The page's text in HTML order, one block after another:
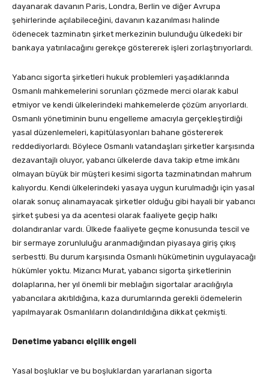
dayanarak davanın Paris, Londra, Berlin ve diğer Avrupa
şehirlerinde açılabileceğini, davanın kazanılması halinde
ödenecek tazminatın şirket merkezinin bulunduğu ülkedeki bir
bankaya yatırılacağını gerekçe göstererek işleri zorlaştırıyorlardı.
Yabancı sigorta şirketleri hukuk problemleri yaşadıklarında
Osmanlı mahkemelerini sorunları çözmede merci olarak kabul
etmiyor ve kendi ülkelerindeki mahkemelerde çözüm arıyorlardı.
Osmanlı yönetiminin bunu engelleme amacıyla gerçekleştirdiği
yasal düzenlemeleri, kapitülasyonları bahane göstererek
reddediyorlardı. Böylece Osmanlı vatandaşları şirketler karşısında
dezavantajlı oluyor, yabancı ülkelerde dava takip etme imkânı
olmayan büyük bir müşteri kesimi sigorta tazminatından mahrum
kalıyordu. Kendi ülkelerindeki yasaya uygun kurulmadığı için yasal
olarak sonuç alınamayacak şirketler olduğu gibi hayali bir yabancı
şirket şubesi ya da acentesi olarak faaliyete geçip halkı
dolandıranlar vardı. Ülkede faaliyete geçme konusunda tescil ve
bir sermaye zorunluluğu aranmadığından piyasaya giriş çıkış
serbestti. Bu durum karşısında Osmanlı hükümetinin uygulayacağı
hükümler yoktu. Mizancı Murat, yabancı sigorta şirketlerinin
dolaplarına, her yıl önemli bir meblağın sigortalar aracılığıyla
yabancılara akıtıldığına, kaza durumlarında gerekli ödemelerin
yapılmayarak Osmanlıların dolandırıldığına dikkat çekmişti.
Denetime yabancı elçilik engeli
Yasal boşluklar ve bu boşluklardan yararlanan sigorta